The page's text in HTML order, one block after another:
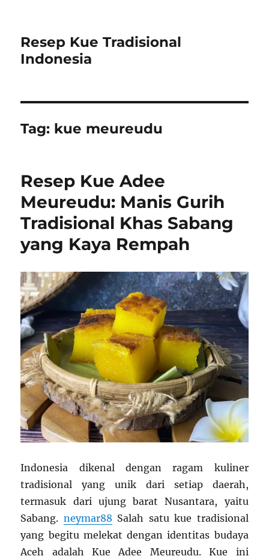
Resep Kue Tradisional
Indonesia
Tag: kue meureudu
Resep Kue Adee
Meureudu: Manis Gurih
Tradisional Khas Sabang
yang Kaya Rempah
Indonesia dikenal dengan ragam kuliner
tradisional yang unik dari setiap daerah,
termasuk dari ujung barat Nusantara, yaitu
Sabang. neymar88 Salah satu kue tradisional
yang begitu melekat dengan identitas budaya
Aceh adalah Kue Adee Meureudu. Kue ini